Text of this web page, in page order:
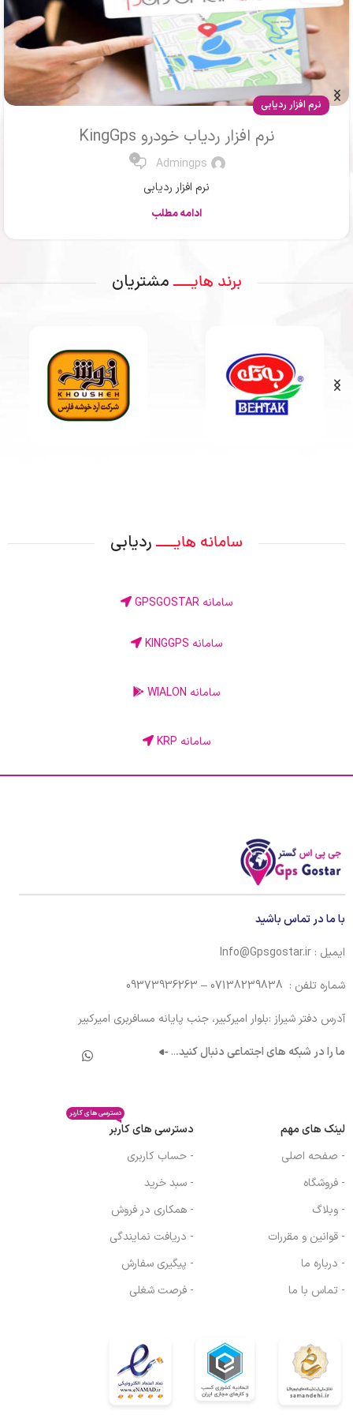
مقالات
ردیاب ماشین یا جی پی اس خودرو
Mr .Ahmadi
0
ردیاب یا جی پی اس
ادامه مطلب
برند هایــــ مشتریان
سامانه هایــــ ردیابی
سامانه GPSGOSTAR
سامانه KINGGPS
سامانه WIALON
سامانه KRP
با ما در تماس باشید
ایمیل : Info@Gpsgostar.ir
شماره تلفن : 07138239838 – 09373936263
آدرس دفتر شیراز :بلوار امیرکبیر، جنب پایانه مسافربری امیرکبیر
ما را در شبکه های اجتماعی دنبال کنید...
لینک های مهم
- صفحه اصلی
- فروشگاه
- وبلاگ
- قوانین و مقررات
- درباره ما
- تماس با ما
دسترسی های کاربر
دسترسی های کاربر
- حساب کاربری
- سبد خرید
- همکاری در فروش
- دریافت نمایندگی
- پیگیری سفارش
- فرصت شغلی